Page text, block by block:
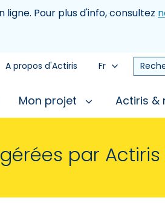
Pour plus d'info, consultez
A propos d'Actiris Fr
Mon projet Actiris
par Actiris